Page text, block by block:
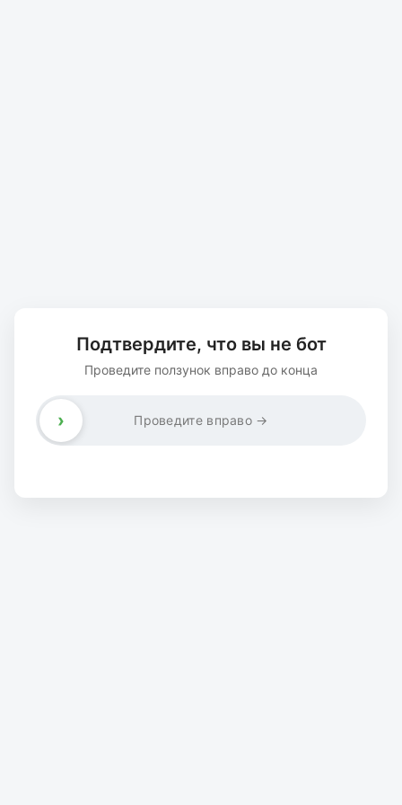
Подтвердите, что вы не бот
Проведите ползунок вправо до конца
Проведите вправо →
›